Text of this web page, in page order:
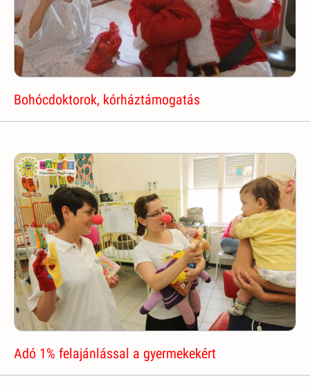
Bohócdoktorok, kórháztámogatás
Adó 1% felajánlással a gyermekekért